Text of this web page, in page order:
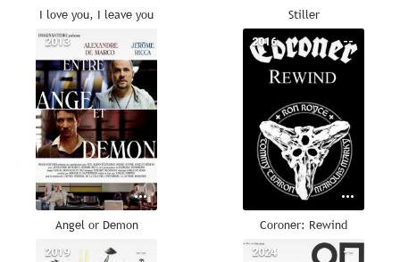
I love you, I leave you Stiller
--
2013
Angel or Demon
--
2016
Coroner: Rewind
--
2019 --
2024